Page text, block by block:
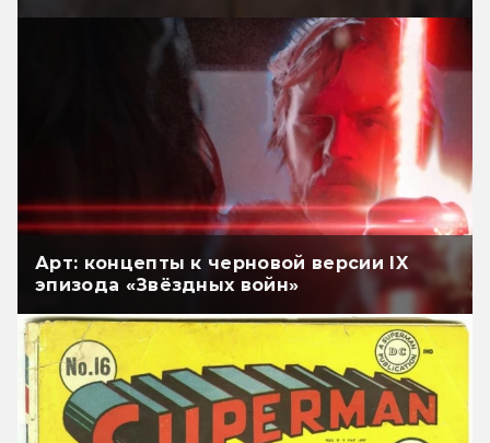
Арт: концепты к черновой версии IX
эпизода «Звёздных войн»